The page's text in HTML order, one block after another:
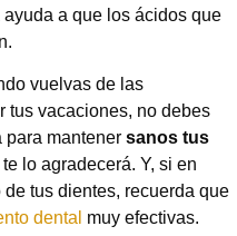
a que los ácidos que
vuelvas de las
tus vacaciones, no debes
mantener sanos tus
lo agradecerá. Y, si en
tus dientes, recuerda que
dental muy efectivas.